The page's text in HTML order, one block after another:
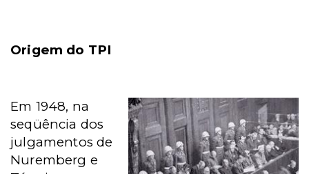
Origem do TPI
Em 1948, na
seqüência dos
julgamentos de
Nuremberg e